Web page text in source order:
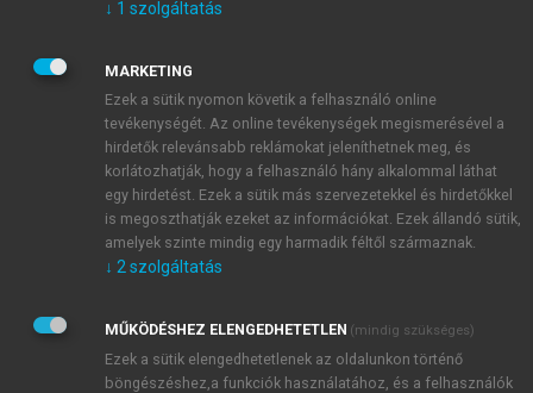
JELSZÓ
JELSZÓ ÚJRA
Kérek értesítést a MeRSZ újdonságairól, akcióiról.
Kérek értesítést az Akadémiai Kiadó Zrt. újdonságairól,
Adatkezelési tájékoztatóbanfoglaltakat tudomásul
veszem és elfogadom.
Általános vásárlási feltételeket, valamint a szotar.netés a
↓ 1 szolgáltatás
MARKETING
Ezek a sütik nyomon követik a felhasználó online
tevékenységét. Az online tevékenységek megismerésével a
hirdetők relevánsabb reklámokat jeleníthetnek meg, és
korlátozhatják, hogy a felhasználó hány alkalommal láthat
egy hirdetést. Ezek a sütik más szervezetekkel és hirdetőkkel
is megoszthatják ezeket az információkat. Ezek állandó sütik,
amelyek szinte mindig egy harmadik féltől származnak.
↓ 2 szolgáltatás
MŰKÖDÉSHEZ ELENGEDHETETLEN (mindig szükséges)
Ezek a sütik elengedhetetlenek az oldalunkon történő
böngészéshez,a funkciók használatához, és a felhasználók